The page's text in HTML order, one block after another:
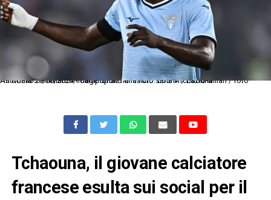
As Roma 31/08/2024 - campionato di calcio serie A / Lazio-Milan / foto Antonello Sammarco/Image Sport nella foto: Loum Tchaouna
Tchaouna, il giovane calciatore
francese esulta sui social per il